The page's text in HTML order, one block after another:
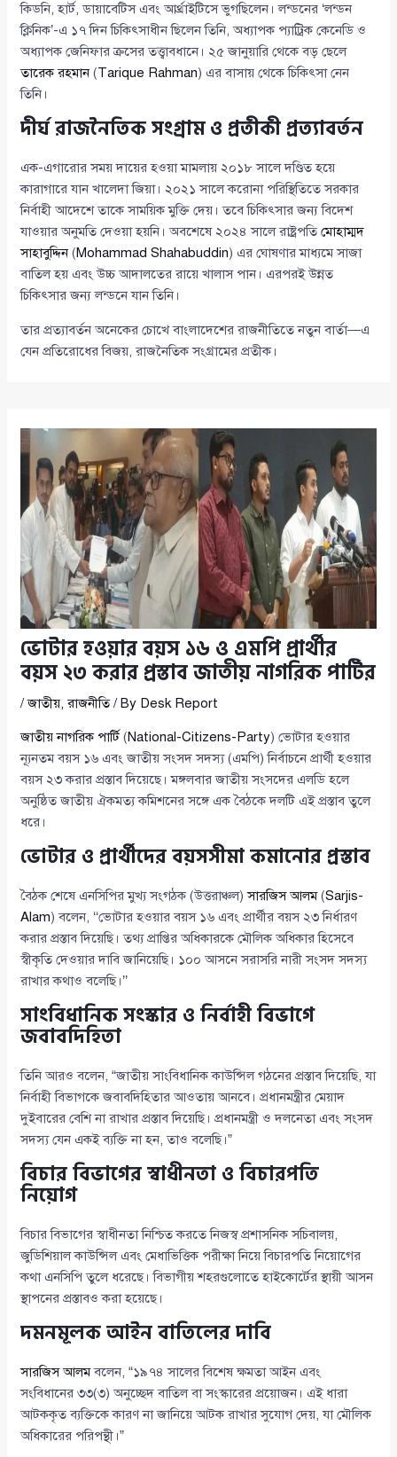
কিডনি, হার্ট, ডায়াবেটিস এবং আর্থ্রাইটিসে ভুগছিলেন। লন্ডনের ‘লন্ডন
ক্লিনিক’-এ ১৭ দিন চিকিৎসাধীন ছিলেন তিনি, অধ্যাপক প্যাট্রিক কেনেডি ও
অধ্যাপক জেনিফার ক্রসের তত্ত্বাবধানে। ২৫ জানুয়ারি থেকে বড় ছেলে
তারেক রহমান(Tarique Rahman) এর বাসায় থেকে চিকিৎসা নেন
তিনি।
দীর্ঘ রাজনৈতিক সংগ্রাম ও প্রতীকী প্রত্যাবর্তন
এক-এগারোর সময় দায়ের হওয়া মামলায় ২০১৮ সালে দণ্ডিত হয়ে
কারাগারে যান খালেদা জিয়া। ২০২১ সালে করোনা পরিস্থিতিতে সরকার
নির্বাহী আদেশে তাকে সাময়িক মুক্তি দেয়। তবে চিকিৎসার জন্য বিদেশ
যাওয়ার অনুমতি দেওয়া হয়নি। অবশেষে ২০২৪ সালে রাষ্ট্রপতিমোহাম্মদ
সাহাবুদ্দিন(Mohammad Shahabuddin) এর ঘোষণার মাধ্যমে সাজা
বাতিল হয় এবং উচ্চ আদালতের রায়ে খালাস পান। এরপরই উন্নত
চিকিৎসার জন্য লন্ডনে যান তিনি।
তার প্রত্যাবর্তন অনেকের চোখে বাংলাদেশের রাজনীতিতে নতুন বার্তা—এ
যেন প্রতিরোধের বিজয়, রাজনৈতিক সংগ্রামের প্রতীক।
ভোটার হওয়ার বয়স ১৬ ও এমপি প্রার্থীর
বয়স ২৩ করার প্রস্তাব জাতীয় নাগরিক পার্টির
/জাতীয়,রাজনীতি/ By Desk Report
জাতীয় নাগরিক পার্টি (National-Citizens-Party) ভোটার হওয়ার
ন্যূনতম বয়স ১৬ এবং জাতীয় সংসদ সদস্য (এমপি) নির্বাচনে প্রার্থী হওয়ার
বয়স ২৩ করার প্রস্তাব দিয়েছে। মঙ্গলবার জাতীয় সংসদের এলডি হলে
অনুষ্ঠিত জাতীয় ঐকমত্য কমিশনের সঙ্গে এক বৈঠকে দলটি এই প্রস্তাব তুলে
ধরে।
ভোটার ও প্রার্থীদের বয়সসীমা কমানোর প্রস্তাব
বৈঠক শেষে এনসিপির মুখ্য সংগঠক (উত্তরাঞ্চল)সারজিস আলম(Sarjis-
Alam) বলেন, ‘‘ভোটার হওয়ার বয়স ১৬ এবং প্রার্থীর বয়স ২৩ নির্ধারণ
করার প্রস্তাব দিয়েছি। তথ্য প্রাপ্তির অধিকারকে মৌলিক অধিকার হিসেবে
স্বীকৃতি দেওয়ার দাবি জানিয়েছি। ১০০ আসনে সরাসরি নারী সংসদ সদস্য
রাখার কথাও বলেছি।’’
সাংবিধানিক সংস্কার ও নির্বাহী বিভাগে
জবাবদিহিতা
তিনি আরও বলেন, “জাতীয় সাংবিধানিক কাউন্সিল গঠনের প্রস্তাব দিয়েছি, যা
নির্বাহী বিভাগকে জবাবদিহিতার আওতায় আনবে। প্রধানমন্ত্রীর মেয়াদ
দুইবারের বেশি না রাখার প্রস্তাব দিয়েছি। প্রধানমন্ত্রী ও দলনেতা এবং সংসদ
সদস্য যেন একই ব্যক্তি না হন, তাও বলেছি।”
বিচার বিভাগের স্বাধীনতা ও বিচারপতি
নিয়োগ
বিচার বিভাগের স্বাধীনতা নিশ্চিত করতে নিজস্ব প্রশাসনিক সচিবালয়,
জুডিশিয়াল কাউন্সিল এবং মেধাভিত্তিক পরীক্ষা নিয়ে বিচারপতি নিয়োগের
কথা এনসিপি তুলে ধরেছে। বিভাগীয় শহরগুলোতে হাইকোর্টের স্থায়ী আসন
স্থাপনের প্রস্তাবও করা হয়েছে।
দমনমূলক আইন বাতিলের দাবি
সারজিস আলমবলেন, “১৯৭৪ সালের বিশেষ ক্ষমতা আইন এবং
সংবিধানের ৩৩(৩) অনুচ্ছেদ বাতিল বা সংস্কারের প্রয়োজন। এই ধারা
আটককৃত ব্যক্তিকে কারণ না জানিয়ে আটক রাখার সুযোগ দেয়, যা মৌলিক
অধিকারের পরিপন্থী।”